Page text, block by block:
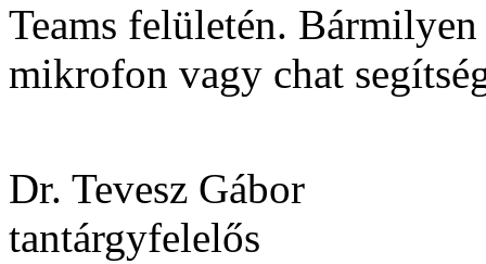
Teams felületén. Bármilyen
mikrofon vagy chat
Dr. Tevesz Gábor
tantárgyfelelős